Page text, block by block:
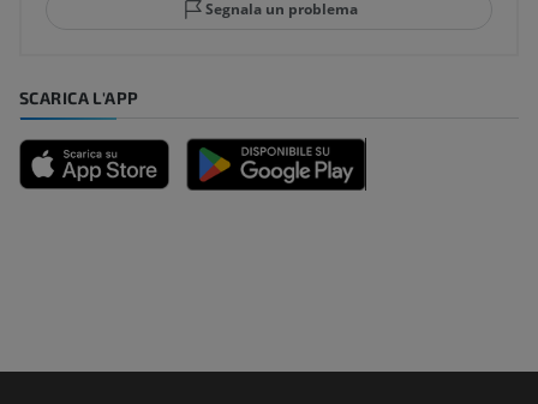
Segnala un problema
SCARICA L'APP